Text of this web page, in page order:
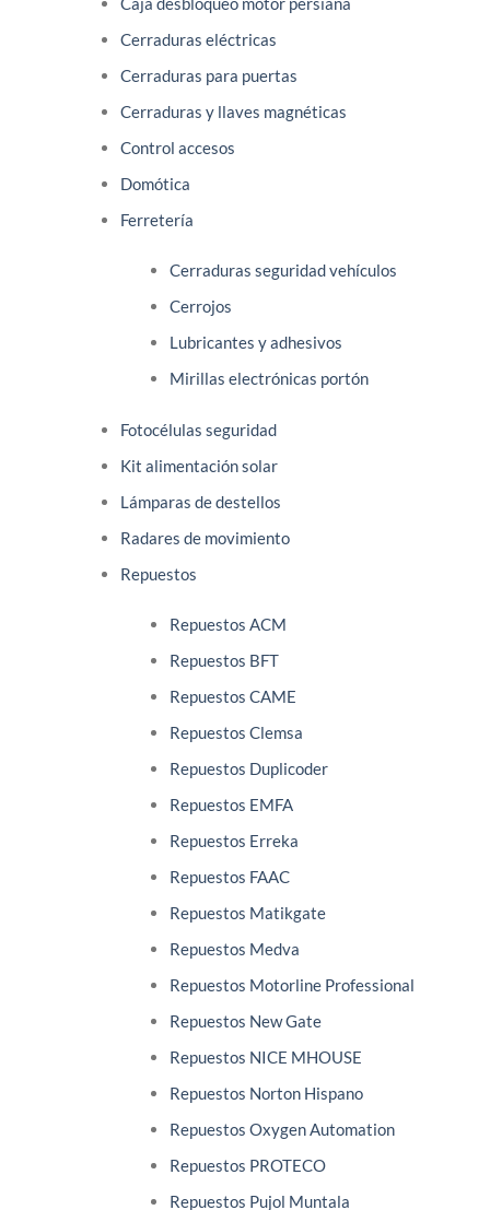
Cerraduras eléctricas
Cerraduras para puertas
Cerraduras y llaves magnéticas
Control accesos
Domótica
Ferretería
Cerraduras seguridad vehículos
Cerrojos
Lubricantes y adhesivos
Mirillas electrónicas portón
Fotocélulas seguridad
Kit alimentación solar
Lámparas de destellos
Radares de movimiento
Repuestos
Repuestos ACM
Repuestos BFT
Repuestos CAME
Repuestos Clemsa
Repuestos Duplicoder
Repuestos EMFA
Repuestos Erreka
Repuestos FAAC
Repuestos Matikgate
Repuestos Medva
Repuestos Motorline Professional
Repuestos New Gate
Repuestos NICE MHOUSE
Repuestos Norton Hispano
Repuestos Oxygen Automation
Repuestos PROTECO
Repuestos Pujol Muntala